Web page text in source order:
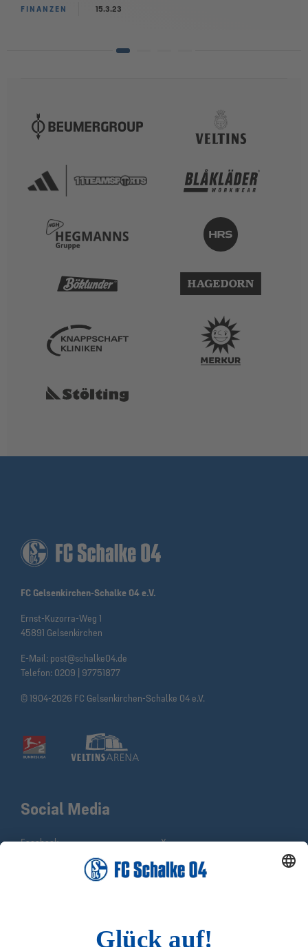
FINANZEN 15.3.23
FC Gelsenkirchen-Schalke 04 e.V.
Ernst-Kuzorra-Weg 1
45891 Gelsenkirchen
E-Mail: post@schalke04.de
Telefon: 0209 | 97751877
© 1904-2026 FC Gelsenkirchen-Schalke 04 e.V.
Quicklinks
Social Media
Facebook
X
YouTube